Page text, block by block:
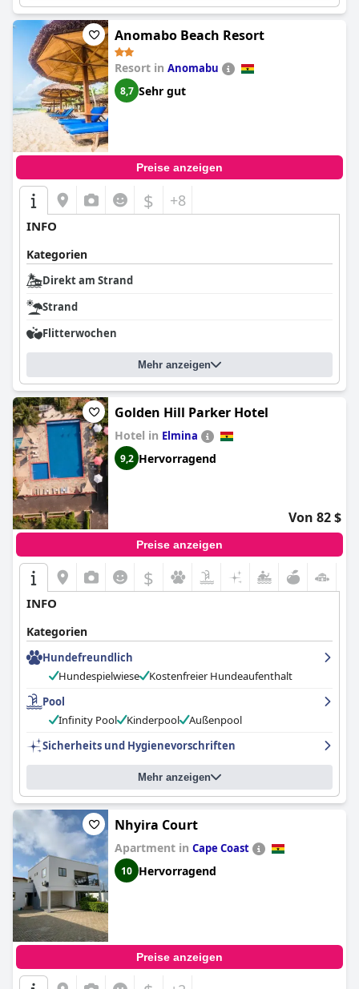
Anomabo Beach Resort
Resort in Anomabu
8,7 Sehr gut
Preise anzeigen
$ +8
INFO
Kategorien
Direkt am Strand
Strand
Flitterwochen
Mehr anzeigen
Golden Hill Parker Hotel
Hotel in Elmina
9,2 Hervorragend
Von 82 $
Preise anzeigen
$
INFO
Kategorien
Hundefreundlich
Hundespielwiese
Kostenfreier Hundeaufenthalt
Pool
Infinity Pool
Kinderpool
Außenpool
Sicherheits und Hygienevorschriften
Mehr anzeigen
Nhyira Court
Apartment in Cape Coast
10 Hervorragend
Preise anzeigen